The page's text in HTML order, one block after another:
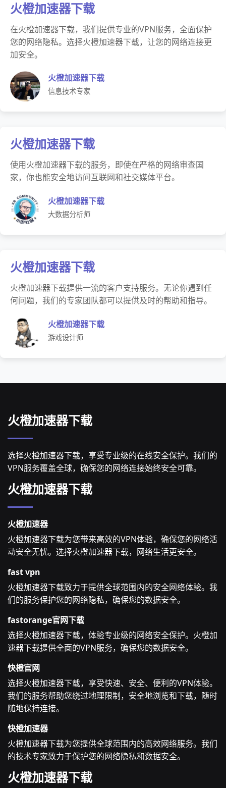
火橙加速器下载
在火橙加速器下载，我们提供专业的VPN服务，全面保护
您的网络隐私。选择火橙加速器下载，让您的网络连接更
加安全。
火橙加速器下载
信息技术专家
火橙加速器下载
使用火橙加速器下载的服务，即使在严格的网络审查国
家，你也能安全地访问互联网和社交媒体平台。
火橙加速器下载
大数据分析师
火橙加速器下载
火橙加速器下载提供一流的客户支持服务。无论你遇到任
何问题，我们的专家团队都可以提供及时的帮助和指导。
火橙加速器下载
游戏设计师
火橙加速器下载
选择火橙加速器下载，享受专业级的在线安全保护。我们的
VPN服务覆盖全球，确保您的网络连接始终安全可靠。
火橙加速器下载
火橙加速器
火橙加速器下载为您带来高效的VPN体验，确保您的网络活
动安全无忧。选择火橙加速器下载，网络生活更安全。
fast vpn
火橙加速器下载致力于提供全球范围内的安全网络体验。我
们的服务保护您的网络隐私，确保您的数据安全。
fastorange官网下载
选择火橙加速器下载，体验专业级的网络安全保护。火橙加
速器下载提供全面的VPN服务，确保您的数据安全。
快橙官网
选择火橙加速器下载，享受快速、安全、便利的VPN体验。
我们的服务帮助您绕过地理限制，安全地浏览和下载，随时
随地保持连接。
快橙加速器
火橙加速器下载为您提供全球范围内的高效网络服务。我们
的技术专家致力于保护您的网络隐私和数据安全。
火橙加速器下载